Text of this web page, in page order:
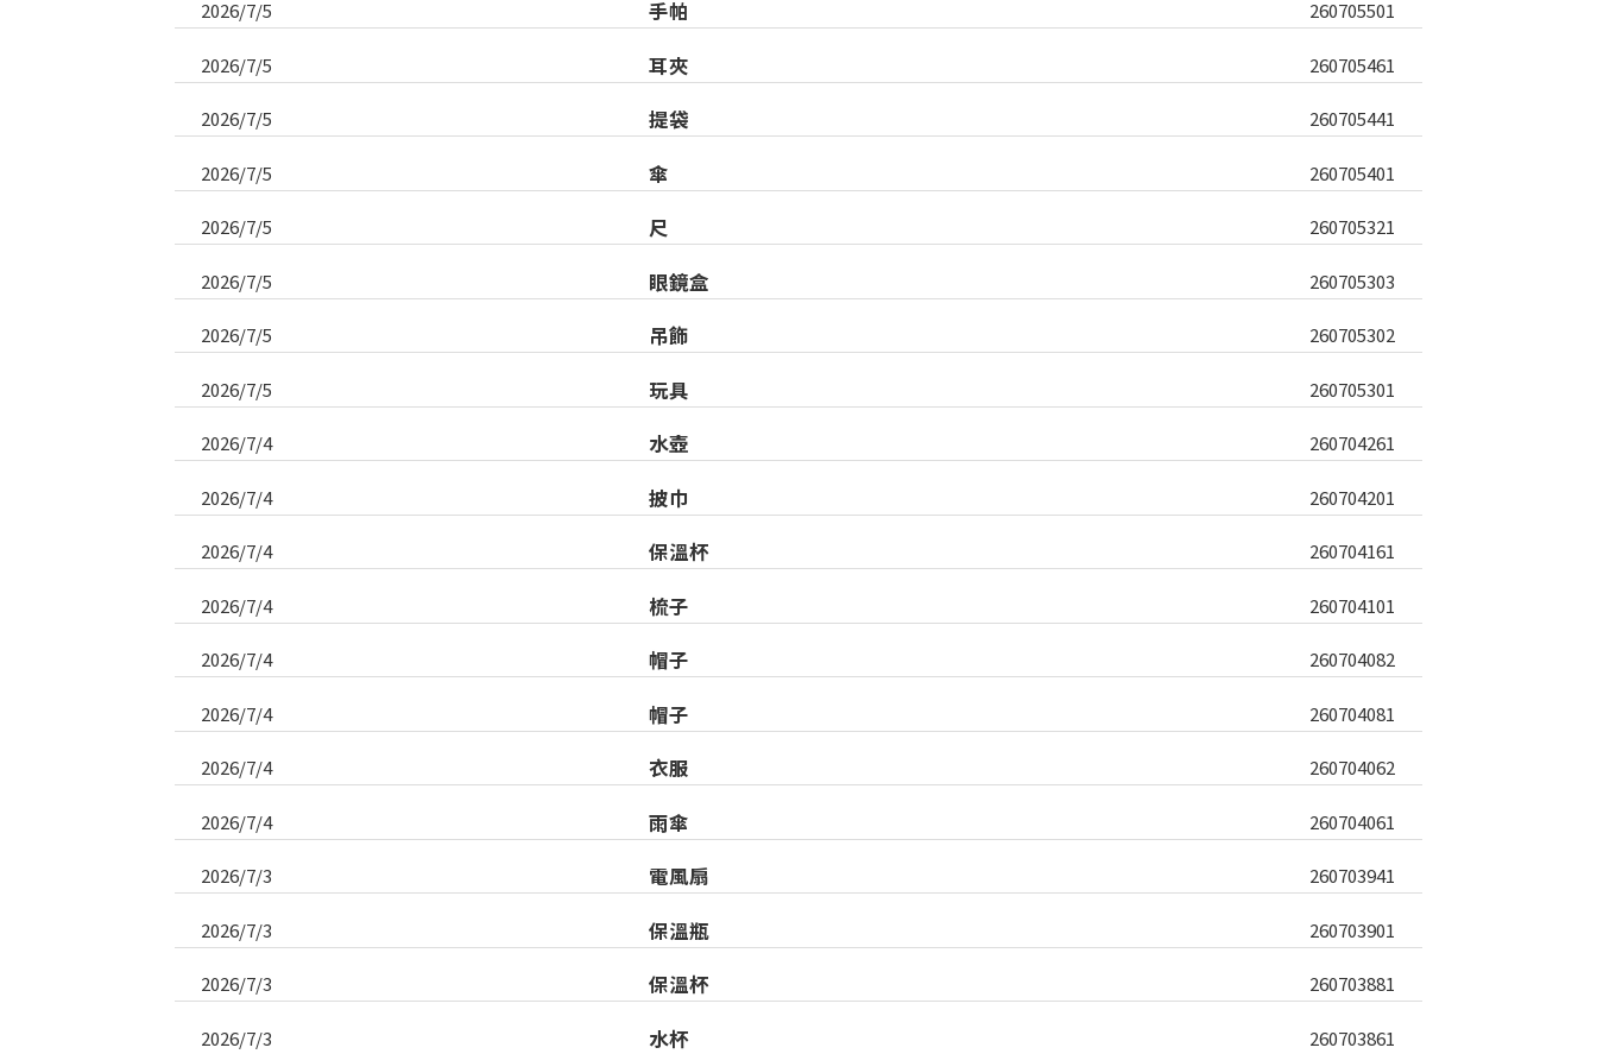
2026/7/5 手帕 260705501
2026/7/5 耳夾 260705461
2026/7/5 提袋 260705441
2026/7/5 傘 260705401
2026/7/5 尺 260705321
2026/7/5 眼鏡盒 260705303
2026/7/5 吊飾 260705302
2026/7/5 玩具 260705301
2026/7/4 水壺 260704261
2026/7/4 披巾 260704201
2026/7/4 保溫杯 260704161
2026/7/4 梳子 260704101
2026/7/4 帽子 260704082
2026/7/4 帽子 260704081
2026/7/4 衣服 260704062
2026/7/4 雨傘 260704061
2026/7/3 電風扇 260703941
2026/7/3 保溫瓶 260703901
2026/7/3 保溫杯 260703881
2026/7/3 水杯 260703861